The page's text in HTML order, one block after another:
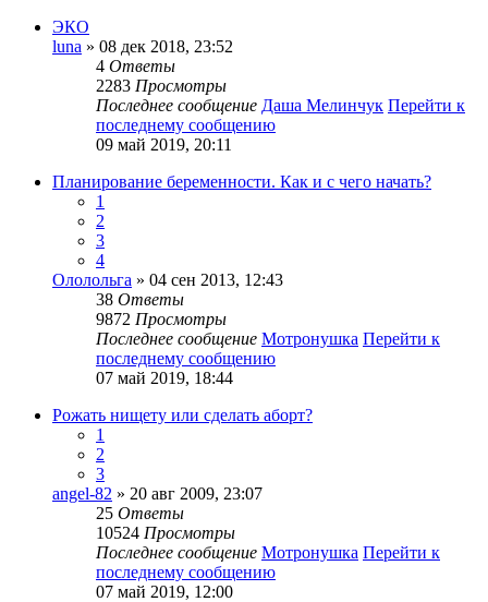
ЭКО
luna » 08 дек 2018, 23:52
4 Ответы
2283 Просмотры
Последнее сообщение Даша Мелинчук Перейти к
последнему сообщению
09 май 2019, 20:11
Планирование беременности. Как и с чего начать?
1
2
3
4
Ололольга » 04 сен 2013, 12:43
38 Ответы
9872 Просмотры
Последнее сообщение Мотронушка Перейти к
последнему сообщению
07 май 2019, 18:44
Рожать нищету или сделать аборт?
1
2
3
angel-82 » 20 авг 2009, 23:07
25 Ответы
10524 Просмотры
Последнее сообщение Мотронушка Перейти к
последнему сообщению
07 май 2019, 12:00